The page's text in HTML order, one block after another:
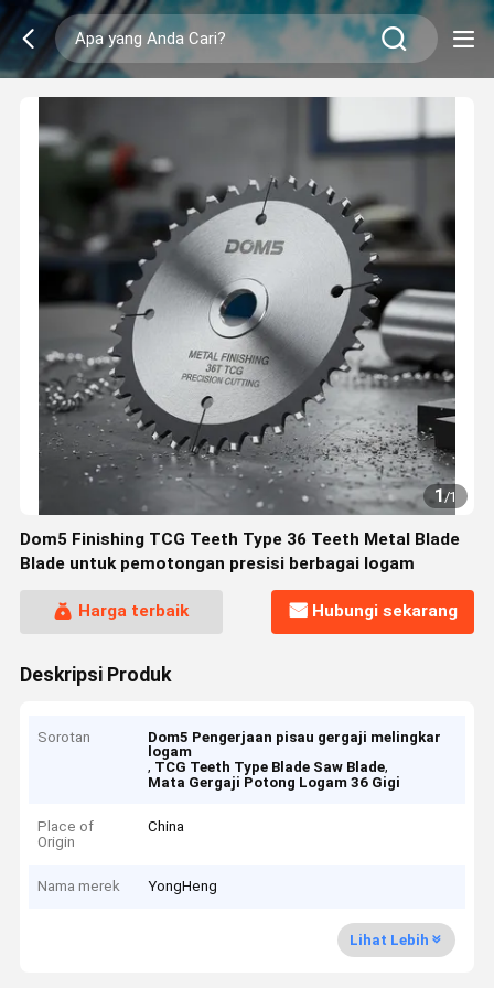
1/1
Dom5 Finishing TCG Teeth Type 36 Teeth Metal Blade
Blade untuk pemotongan presisi berbagai logam
Harga terbaik Hubungi sekarang
Deskripsi Produk
Sorotan
Dom5 Pengerjaan pisau gergaji melingkar
logam
, TCG Teeth Type Blade Saw Blade,
Mata Gergaji Potong Logam 36 Gigi
Place of
Origin
China
Nama merek YongHeng
Lihat Lebih